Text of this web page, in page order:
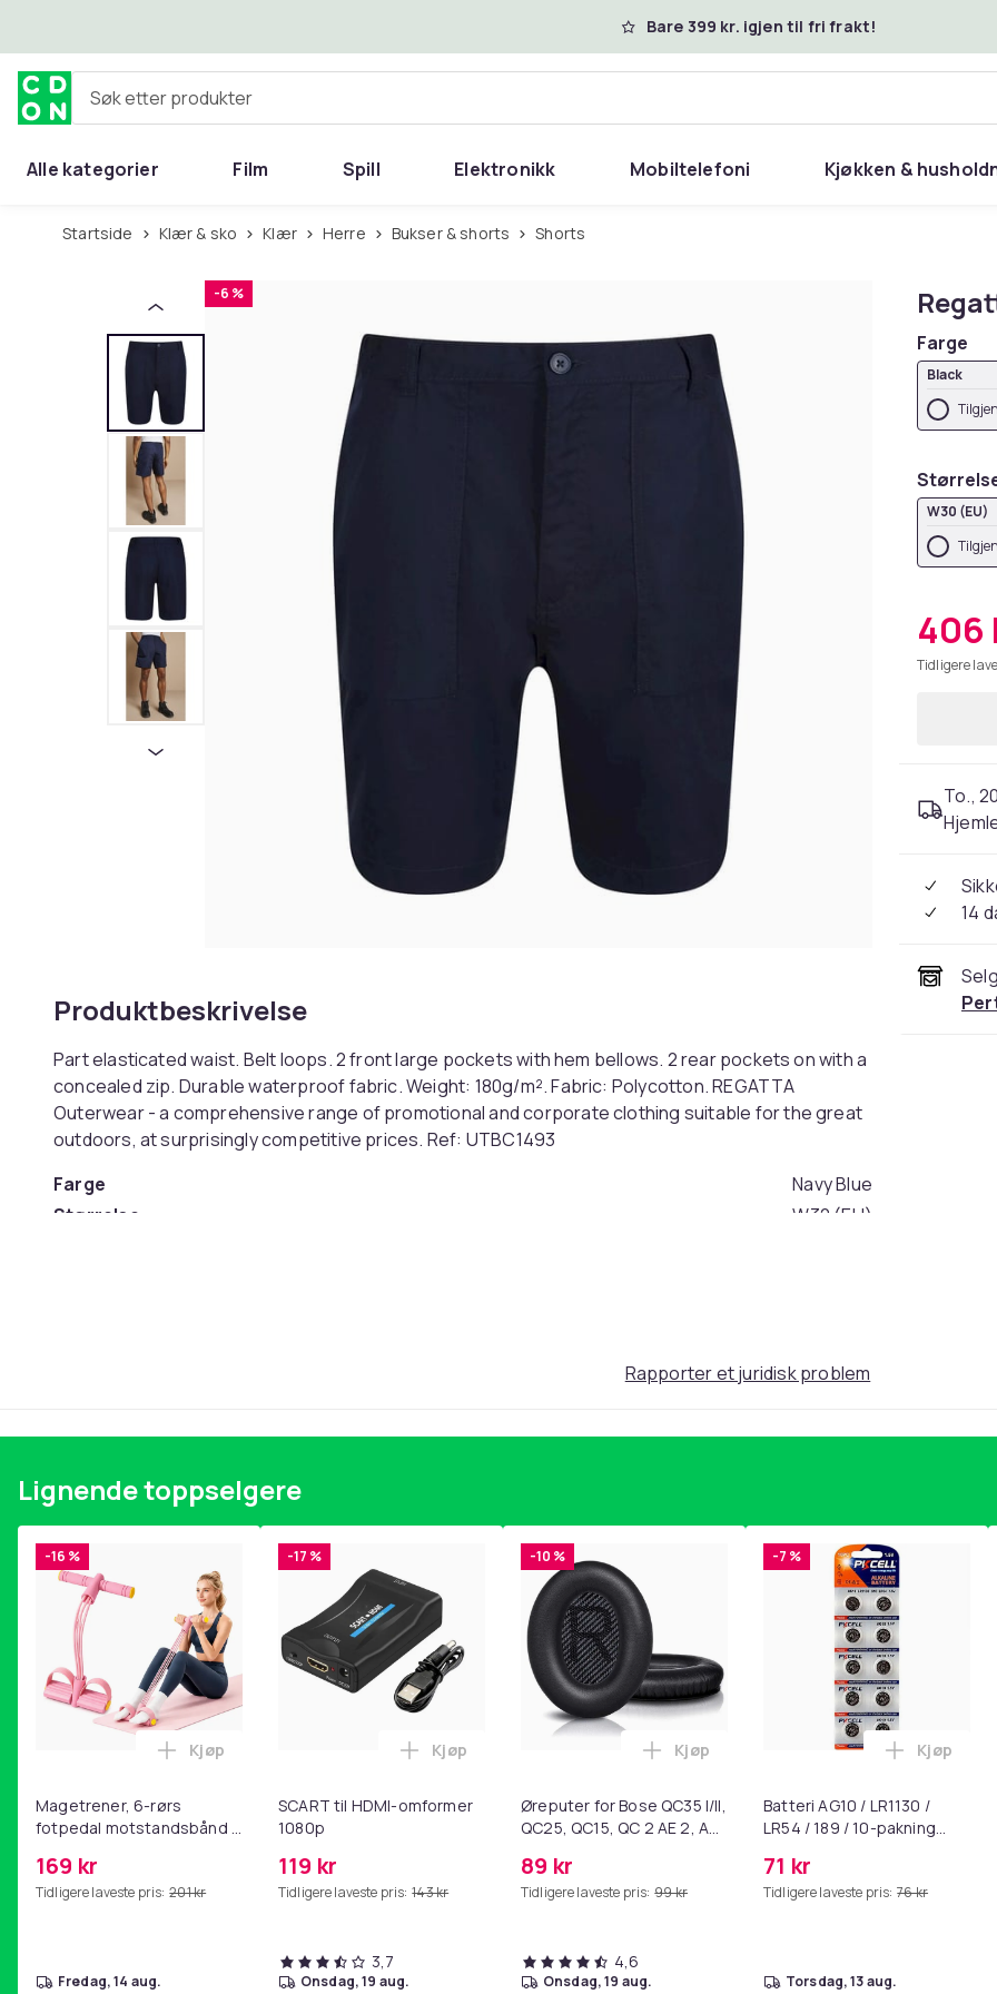
Bare 399 kr. igjen til fri frakt!
Søk etter produkter
Alle kategorier Film Spill Elektronikk Mobiltelefoni Kjøkken &
Startside Klær & sko Klær Herre Bukser & shorts Shorts
-6 %
Produktbeskrivelse
Part elasticated waist. Belt loops. 2 front large pockets with hem bellows. 2 rear pockets on with a
concealed zip. Durable waterproof fabric. Weight: 180g/m². Fabric: Polycotton. REGATTA
Outerwear - a comprehensive range of promotional and corporate clothing suitable for the great
outdoors, at surprisingly competitive prices. Ref: UTBC1493
Farge
Navy Blue
Størrelse
W32 (EU)
Farge
Black
W30 (EU)
406
Tidligere
To.,
14
Rapporter et juridisk problem
Lignende toppselgere
-16 %
Magetrener, 6-rørs
fotpedal motstandsbånd -
yoga og
hjemmegymnastikk Pink
169 kr
Tidligere laveste pris: 201 kr
Legg Magetrener, 6-rørs fotpedal motstandsbånd - mage- og kjernetrening, yoga og
Kjøp
fredag, 14 aug.
-17 %
SCART til HDMI-omformer
1080p
119 kr
Tidligere laveste pris: 143 kr
Legg SCART til HDMI-omformer 1080p i handlekurven
Kjøp
3,7
onsdag, 19 aug.
-10 %
Øreputer for Bose QC35 I/II,
QC25, QC15, QC 2 AE 2, AE
SoundLink Black
89 kr
Tidligere laveste pris: 99 kr
Legg Øreputer for Bose QC35 I/II, QC25,
Kjøp
4,6
onsdag, 19 aug.
-7 %
Batteri AG10 / LR1130 /
LR54 / 189 / 10-pakning
71 kr
Tidligere laveste pris: 76 kr
Legg
Kjøp
torsdag, 13 aug.